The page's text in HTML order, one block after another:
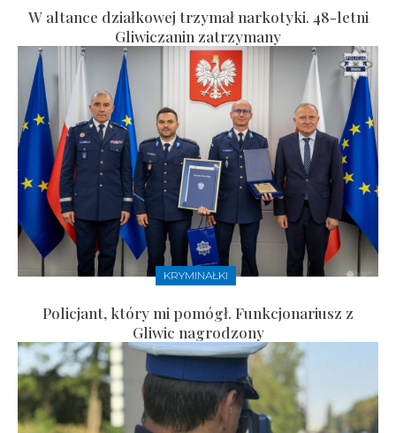
W altance działkowej trzymał narkotyki. 48-letni
Gliwiczanin zatrzymany
KRYMINAŁKI
Policjant, który mi pomógł. Funkcjonariusz z
Gliwic nagrodzony